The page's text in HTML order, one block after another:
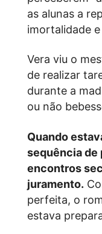
as alunas a
imortalidade
Vera viu o
de realizar
durante a
ou não
Quando
sequência de
encontros
juramento.
perfeita, o
estava